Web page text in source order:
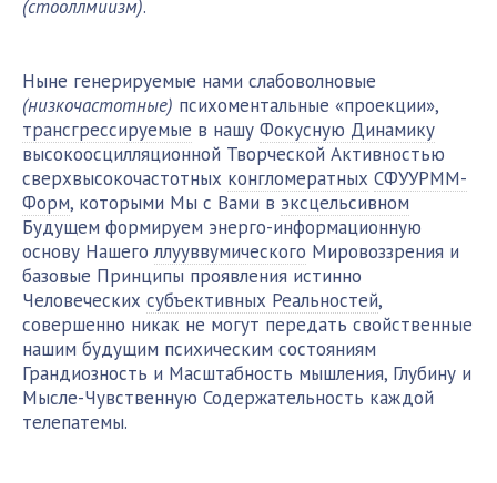
(стооллмиизм).
Ныне генерируемые нами слабоволновые
(низкочастотные) психоментальные «проекции»,
трансгрессируемые в нашу Фокусную Динамику
высокоосцилляционной Творческой Активностью
сверхвысокочастотных конгломератных СФУУРММ-
Форм, которыми Мы с Вами в эксцельсивном
Будущем формируем энерго-информационную
основу Нашеголлууввумического Мировоззрения и
базовые Принципы проявления истинно
Человеческих субъективных Реальностей,
совершенно никак не могут передать свойственные
нашим будущим психическим состояниям
Грандиозность и Масштабность мышления, Глубину и
Мысле-Чувственную Содержательность каждой
телепатемы.